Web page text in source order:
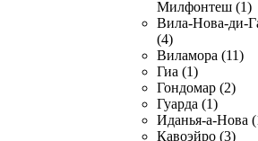
Милфонтеш (1)
Вила-Нова-ди-
(4)
Виламора (11)
Гиа (1)
Гондомар (2)
Гуарда (1)
Иданья-а-Нова
Кавоэйро (3)